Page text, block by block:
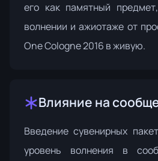
его как памятный
волнении и ажиотаже от
One Cologne 2016 в живую.
Влияние на
Введение сувенирных
уровень волнения в